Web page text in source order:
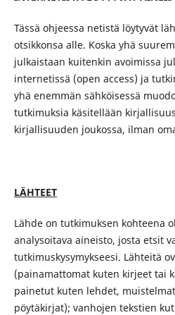
Tässä ohjeessa netistä löytyvät
otsikkonsa alle. Koska yhä
julkaistaan kuitenkin avoimissa
internetissä (open access) ja
yhä enemmän sähköisessä
tutkimuksia käsitellään
kirjallisuuden joukossa, ilman
LÄHTEET
Lähde on tutkimuksen kohteena
analysoitava aineisto, josta etsit
tutkimuskysymykseesi. Lähteitä
(painamattomat kuten kirjeet tai
painetut kuten lehdet,
pöytäkirjat); vanhojen tekstien